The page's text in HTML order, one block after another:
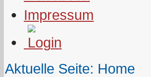
Impressum
Aktuelle Seite: Home